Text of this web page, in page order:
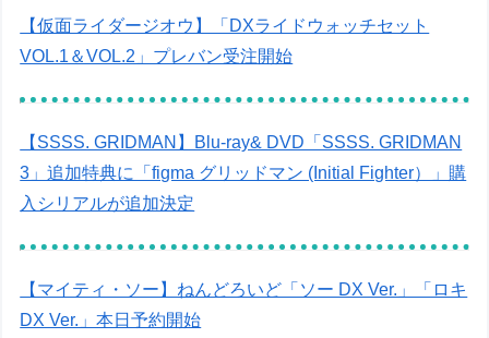
【仮面ライダージオウ】「DXライドウォッチセット
VOL.1＆VOL.2」プレバン受注開始
【SSSS. GRIDMAN】Blu-ray& DVD「SSSS. GRIDMAN
3」追加特典に「figma グリッドマン (Initial Fighter）」購
入シリアルが追加決定
【マイティ・ソー】ねんどろいど「ソー DX Ver.」「ロキ
DX Ver.」本日予約開始